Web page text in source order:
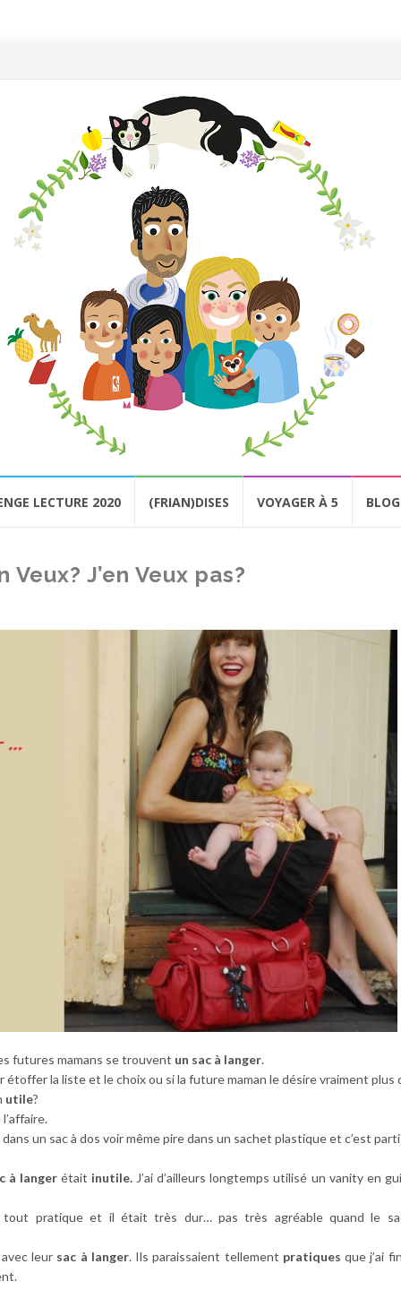
LECTURE 2020 (FRIAN)DISES VOYAGER À 5
Veux? J’en Veux pas?
futures mamans se trouvent un sac à langer.
étoffer la liste et le choix ou si la future maman le désire vraiment plus
utile?
un sac à dos voir même pire dans un sachet plastique et c’est
à langer était inutile. J’ai d’ailleurs longtemps utilisé un vanity en
tout pratique et il était très dur… pas très agréable quand le
leur sac à langer. Ils paraissaient tellement pratiques que j’ai